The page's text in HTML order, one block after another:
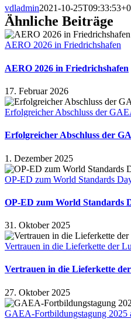
vdladmin2021-10-
Ähnliche Beiträge
AERO 2026 in Friedrichshafen
AERO 2026 in Friedrichshafen
17. Februar 2026
Erfolgreicher Abschluss der
Erfolgreicher Abschluss der
1. Dezember 2025
OP-ED zum World Standards
OP-ED zum World Standards
31. Oktober 2025
Vertrauen in die Lieferkette der
Vertrauen in die Lieferkette
27. Oktober 2025
GAEA-Fortbildungstagung 2025